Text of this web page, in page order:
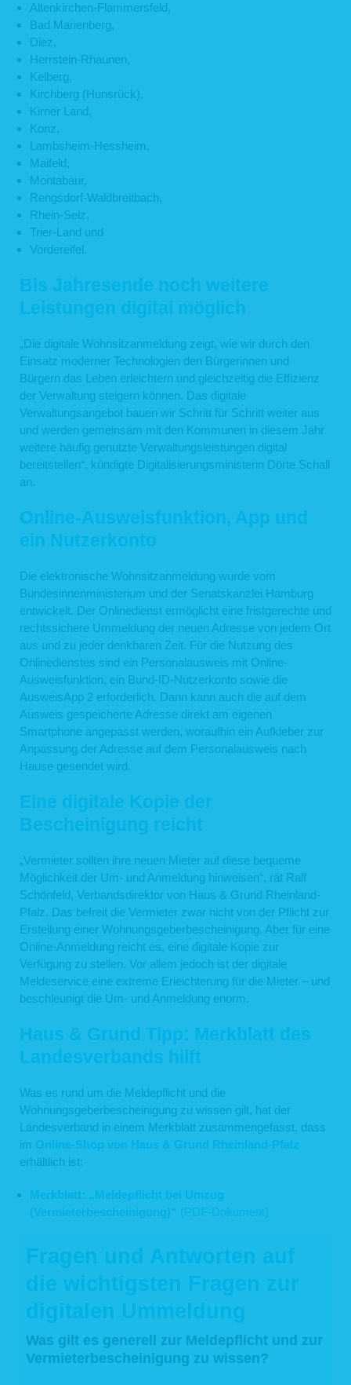
Altenkirchen-Flammersfeld,
Bad Marienberg,
Diez,
Herrstein-Rhaunen,
Kelberg,
Kirchberg (Hunsrück),
Kirner Land,
Konz,
Lambsheim-Hessheim,
Maifeld,
Montabaur,
Rengsdorf-Waldbreitbach,
Rhein-Selz,
Trier-Land und
Vordereifel.
Bis Jahresende noch weitere
Leistungen digital möglich
„Die digitale Wohnsitzanmeldung zeigt, wie wir durch den
Einsatz moderner Technologien den Bürgerinnen und
Bürgern das Leben erleichtern und gleichzeitig die Effizienz
der Verwaltung steigern können. Das digitale
Verwaltungsangebot bauen wir Schritt für Schritt weiter aus
und werden gemeinsam mit den Kommunen in diesem Jahr
weitere häufig genutzte Verwaltungsleistungen digital
bereitstellen“, kündigte Digitalisierungsministerin Dörte Schall
an.
Online-Ausweisfunktion, App und
ein Nutzerkonto
Die elektronische Wohnsitzanmeldung wurde vom
Bundesinnenministerium und der Senatskanzlei Hamburg
entwickelt. Der Onlinedienst ermöglicht eine fristgerechte und
rechtssichere Ummeldung der neuen Adresse von jedem Ort
aus und zu jeder denkbaren Zeit. Für die Nutzung des
Onlinedienstes sind ein Personalausweis mit Online-
Ausweisfunktion, ein Bund-ID-Nutzerkonto sowie die
AusweisApp 2 erforderlich. Dann kann auch die auf dem
Ausweis gespeicherte Adresse direkt am eigenen
Smartphone angepasst werden, woraufhin ein Aufkleber zur
Anpassung der Adresse auf dem Personalausweis nach
Hause gesendet wird.
Eine digitale Kopie der
Bescheinigung reicht
„Vermieter sollten ihre neuen Mieter auf diese bequeme
Möglichkeit der Um- und Anmeldung hinweisen“, rät Ralf
Schönfeld, Verbandsdirektor von Haus & Grund Rheinland-
Pfalz. Das befreit die Vermieter zwar nicht von der Pflicht zur
Erstellung einer Wohnungsgeberbescheinigung. Aber für eine
Online-Anmeldung reicht es, eine digitale Kopie zur
Verfügung zu stellen. Vor allem jedoch ist der digitale
Meldeservice eine extreme Erleichterung für die Mieter – und
beschleunigt die Um- und Anmeldung enorm.
Haus & Grund Tipp: Merkblatt des
Landesverbands hilft
Was es rund um die Meldepflicht und die
Wohnungsgeberbescheinigung zu wissen gilt, hat der
Landesverband in einem Merkblatt zusammengefasst, dass
im Online-Shop von Haus & Grund Rheinland-Pfalz
erhältlich ist:
Merkblatt: „Meldepflicht bei Umzug
(Vermieterbescheinigung)“ (PDF-Dokument)
Fragen und Antworten auf
die wichtigsten Fragen zur
digitalen Ummeldung
Was gilt es generell zur Meldepflicht und zur
Vermieterbescheinigung zu wissen?